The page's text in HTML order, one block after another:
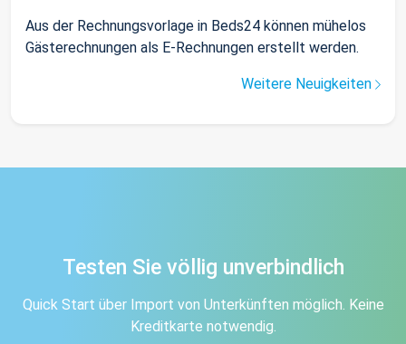
Aus der Rechnungsvorlage in Beds24 können mühelos
Gästerechnungen als E-Rechnungen erstellt werden.
Weitere Neuigkeiten
Testen Sie völlig unverbindlich
Quick Start über Import von Unterkünften möglich. Keine
Kreditkarte notwendig.